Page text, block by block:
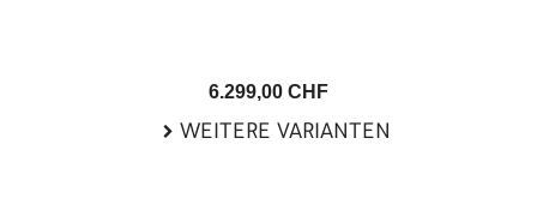
6.299,00 CHF
WEITERE VARIANTEN